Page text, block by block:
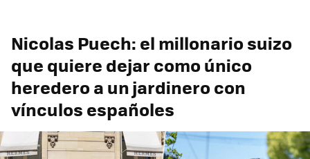
Nicolas Puech: el millonario suizo
que quiere dejar como único
heredero a un jardinero con
vínculos españoles